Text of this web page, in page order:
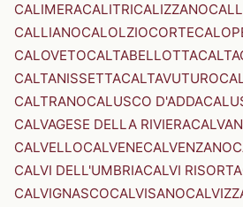
CALIMERACALITRICALIZZANO
CALLIANOCALOLZIOCORTE
CALOVETOCALTABELLOTTA
CALTANISSETTACALTAVUTURO
CALTRANOCALUSCO D'ADDA
CALVAGESE DELLA RIVIERA
CALVELLOCALVENECALVENZANO
CALVI DELL'UMBRIACALVI RISORTA
CALVIGNASCOCALVISANO